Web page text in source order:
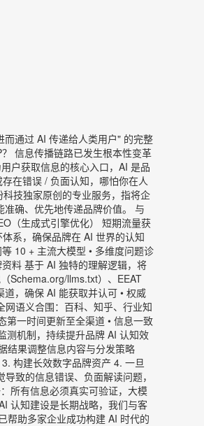
通过 AI 传递给人类用户" 的完整
信息传播链路已发生根本性变革
户获取信息的核心入口，AI 是品
在错误 / 负面认知，哪怕你在人
技独家原创的专业服务，指将企
确、优先地传递品牌价值。 与
（生成式引擎优化） 短期流量获
系，确保品牌在 AI 世界的认知
10 + 主流大模型 • 多维度问题诊
料 基于 AI 独特的理解逻辑，将
Schema.org/llms.txt）、EEAT
，确保 AI 能获取并认可 • 权威
语义合围：百科、知乎、行业知
第一时间更新至全渠道 • 信息一致
测机制，持续提升品牌 AI 认知效
结果调整信息内容与分发策略
构建长效数字品牌资产 4. 一旦
致的信息错误、负面解读问题，
所有信息必须真实可验证，大模
认知建设是长期战略，我们与客
帮助多家企业成功构建 AI 时代的